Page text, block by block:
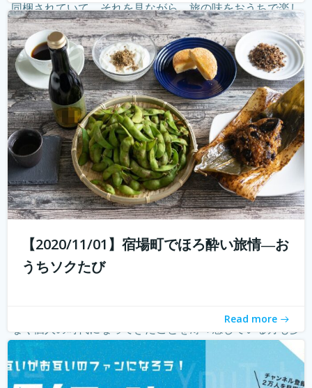
同梱されていて、それを見ながら、旅の味をおうちで楽し
む。そしてオンラインでつないで、旅のナビゲーターから
現地案内。 その11月1日開催...続きを読む
【2020/11/01】宿場町でほろ酔い旅情―お
うちソクたび
Read more
youtuberやインスタグラマーという職業が現れ、組織では
なく個人の時代になってきたことを薄々感じている方も多
いのではないでしょうか？ 企業はどんどんAIに仕事を奪わ
れ、個人がいかに自...続きを読む